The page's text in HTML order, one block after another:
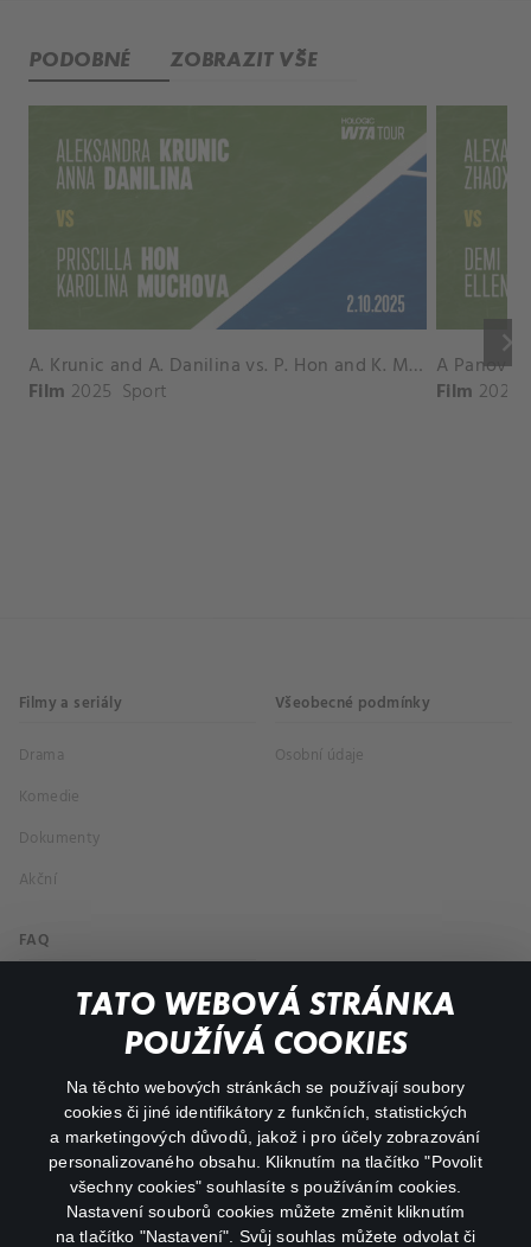
TATO WEBOVÁ STRÁNKA
POUŽÍVÁ COOKIES
Na těchto webových stránkách se používají soubory
cookies či jiné identifikátory z funkčních, statistických
a marketingových důvodů, jakož i pro účely zobrazování
personalizovaného obsahu. Kliknutím na tlačítko "Povolit
všechny cookies" souhlasíte s používáním cookies.
Nastavení souborů cookies můžete změnit kliknutím
na tlačítko "Nastavení". Svůj souhlas můžete odvolat či
PODOBNÉ ZOBRAZIT VŠE
keyboard_arrow_right
A. Krunic and A. Danilina vs. P. Hon and K. Muchova Match Highlights - BEIJING_Capital Group Diamond ( October 02, 2025)
Film 2025 Sport Film 2026
Filmy a seriály
Drama
Komedie
Dokumenty
Akční
Všeobecné podmínky
Osobní údaje
FAQ
Můj účet
Důležité odkazy
facebookinstagram
youtube